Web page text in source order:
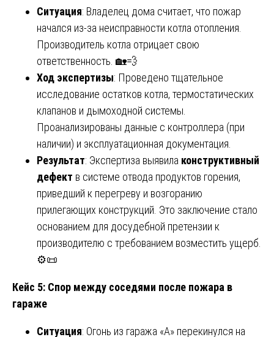
Ситуация: Владелец дома считает, что пожар
начался из-за неисправности котла отопления.
Производитель котла отрицает свою
ответственность. 🏡💨
Ход экспертизы: Проведено тщательное
исследование остатков котла, термостатических
клапанов и дымоходной системы.
Проанализированы данные с контроллера (при
наличии) и эксплуатационная документация.
Результат: Экспертиза выявила конструктивный
дефект в системе отвода продуктов горения,
приведший к перегреву и возгоранию
прилегающих конструкций. Это заключение стало
основанием для досудебной претензии к
производителю с требованием возместить ущерб.
⚙️📜
Кейс 5: Спор между соседями после пожара в
гараже
Ситуация: Огонь из гаража «А» перекинулся на